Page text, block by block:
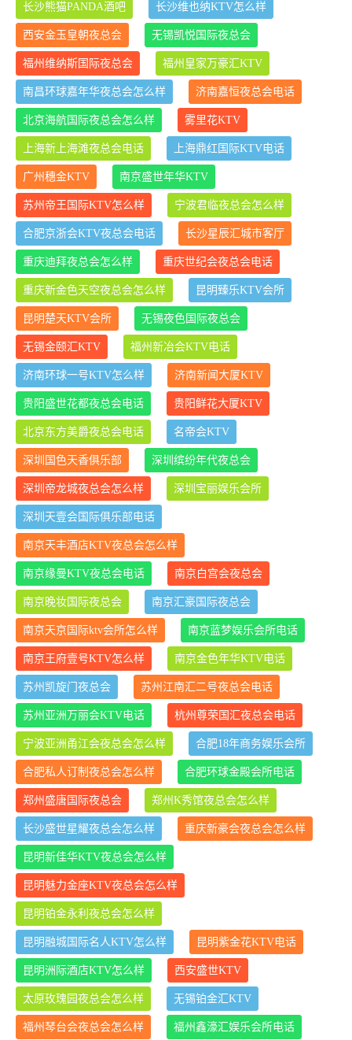
长沙熊猫PANDA酒吧 长沙维也纳KTV怎么样
西安金玉皇朝夜总会 无锡凯悦国际夜总会
福州维纳斯国际夜总会 福州皇家万豪汇KTV
南昌环球嘉年华夜总会怎么样 济南嘉恒夜总会电话
北京海航国际夜总会怎么样 雾里花KTV
上海新上海滩夜总会电话 上海鼎红国际KTV电话
广州穗金KTV 南京盛世年华KTV
苏州帝王国际KTV怎么样 宁波君临夜总会怎么样
合肥京浙会KTV夜总会电话 长沙星辰汇城市客厅
重庆迪拜夜总会怎么样 重庆世纪会夜总会电话
重庆新金色天空夜总会怎么样 昆明臻乐KTV会所
昆明楚天KTV会所 无锡夜色国际夜总会
无锡金颐汇KTV 福州新冶会KTV电话
济南环球一号KTV怎么样 济南新闻大厦KTV
贵阳盛世花都夜总会电话 贵阳鲜花大厦KTV
北京东方美爵夜总会电话 名帝会KTV
深圳国色天香俱乐部 深圳缤纷年代夜总会
深圳帝龙城夜总会怎么样 深圳宝丽娱乐会所
深圳天壹会国际俱乐部电话
南京天丰酒店KTV夜总会怎么样
南京缘曼KTV夜总会电话 南京白宫会夜总会
南京晚妆国际夜总会 南京汇豪国际夜总会
南京天京国际ktv会所怎么样 南京蓝梦娱乐会所电话
南京王府壹号KTV怎么样 南京金色年华KTV电话
苏州凯旋门夜总会 苏州江南汇二号夜总会电话
苏州亚洲万丽会KTV电话 杭州尊荣国汇夜总会电话
宁波亚洲甬江会夜总会怎么样 合肥18年商务娱乐会所
合肥私人订制夜总会怎么样 合肥环球金殿会所电话
郑州盛唐国际夜总会 郑州K秀馆夜总会怎么样
长沙盛世星耀夜总会怎么样 重庆新豪会夜总会怎么样
昆明新佳华KTV夜总会怎么样
昆明魅力金座KTV夜总会怎么样
昆明铂金永利夜总会怎么样
昆明融城国际名人KTV怎么样 昆明紫金花KTV电话
昆明洲际酒店KTV怎么样 西安盛世KTV
太原玫瑰园夜总会怎么样 无锡铂金汇KTV
福州琴台会夜总会怎么样 福州鑫濠汇娱乐会所电话